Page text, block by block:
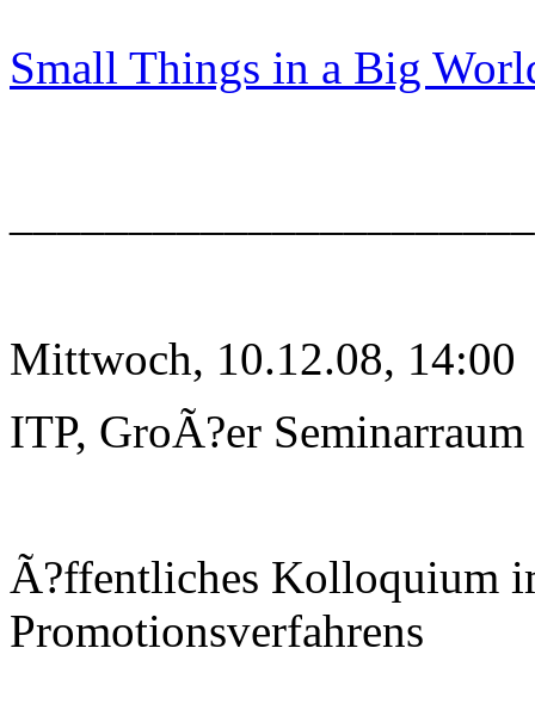
Small Things in a Big
Mittwoch, 10.12.08, 14:00
ITP, GroÃ?er Seminarraum
Ã?ffentliches Kolloquium
Promotionsverfahrens